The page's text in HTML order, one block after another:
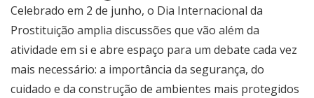
Celebrado em 2 de junho, o Dia Internacional da
Prostituição amplia discussões que vão além da
atividade em si e abre espaço para um debate cada vez
mais necessário: a importância da segurança, do
cuidado e da construção de ambientes mais protegidos